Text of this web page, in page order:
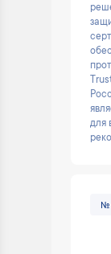
для
№